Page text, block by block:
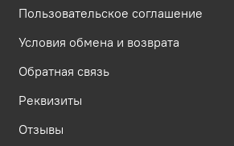
Пользовательское соглашение
Условия обмена и возврата
Обратная связь
Реквизиты
Отзывы